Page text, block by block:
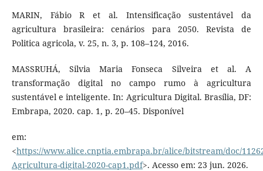
MARIN, Fábio R et al. Intensificação sustentável da
agricultura brasileira: cenários para 2050. Revista de
Politica agricola, v. 25, n. 3, p. 108–124, 2016.
MASSRUHÁ, Silvia Maria Fonseca Silveira et al. A
transformação digital no campo rumo à agricultura
sustentável e inteligente. In: Agricultura Digital. Brasília, DF:
Embrapa, 2020. cap. 1, p. 20–45. Disponível
em:
<https://www.alice.cnptia.embrapa.br/alice/bitstream/doc/
Agricultura-digital-2020-cap1.pdf>. Acesso em: 23 jun. 2026.